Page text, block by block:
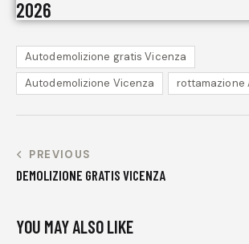
2026
Autodemolizione gratis Vicenza
Autodemolizione Vicenza
rottamazione
PREVIOUS
DEMOLIZIONE GRATIS VICENZA
YOU MAY ALSO LIKE